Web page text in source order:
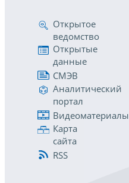
Открытое
ведомство
Открытые
данные
СМЭВ
Аналитический
портал
Видеоматериалы
Карта
сайта
RSS